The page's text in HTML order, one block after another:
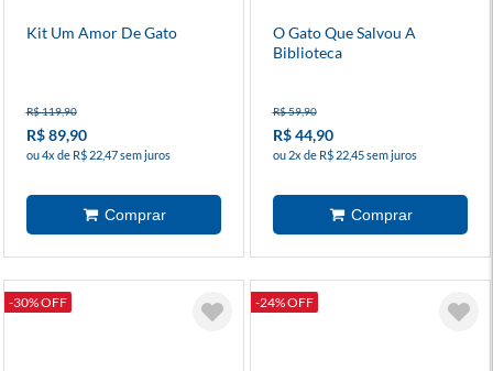
Kit Um Amor De Gato
R$ 119,90
R$ 89,90
ou 4x de R$ 22,47 sem juros
O Gato Que Salvou A
Biblioteca
R$ 59,90
R$ 44,90
ou 2x de R$ 22,45 sem juros
-30% OFF -24% OFF